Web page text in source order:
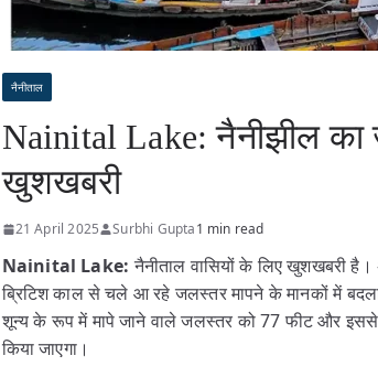
नैनीताल
Nainital Lake: नैनीझील का
खुशखबरी
21 April 2025 Surbhi Gupta1 min read
Nainital Lake:नैनीताल वासियों के लिए खुशखबरी है।
ब्रिटिश काल से चले आ रहे जलस्तर मापने के मानकों में
शून्य के रूप में मापे जाने वाले जलस्तर को 77 फीट और
किया जाएगा।